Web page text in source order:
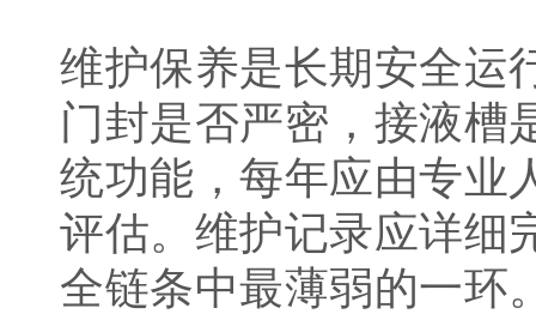
维护保养是长期安全运
门封是否严密，接液槽
统功能，每年应由专业
评估。维护记录应详细
全链条中最薄弱的一环